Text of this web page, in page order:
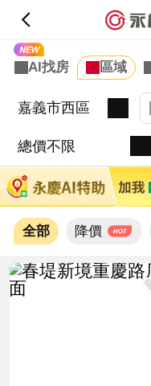
嘉義市西區
總價不限
全部 降價